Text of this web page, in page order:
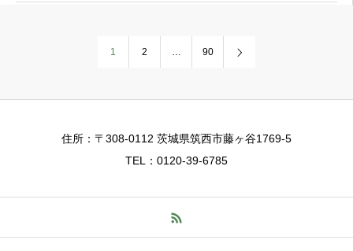
1 2 … 90
住所：〒308-0112 茨城県筑西市藤ヶ谷1769-5
TEL：0120-39-6785